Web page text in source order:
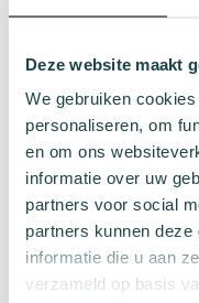
Deze website maakt
We gebruiken
personaliseren, om
en om ons
informatie over uw
partners voor social
partners kunnen
informatie die u aan
verzameld op basis
Quarter socks
Knee high socks
Tights
Colours
Colourful socks
White socks
Black socks
Grey socks
Yellow socks